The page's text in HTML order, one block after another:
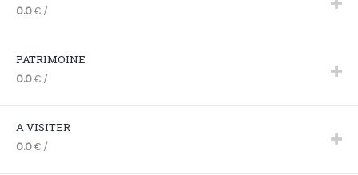
0.0€ /
PATRIMOINE
0.0€ /
A VISITER
0.0€ /